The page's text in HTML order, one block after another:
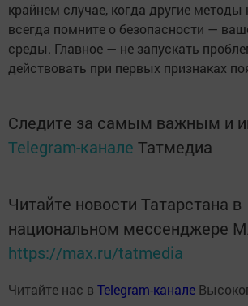
крайнем случае, когда другие
всегда помните о безопасности —
среды. Главное — не запускать
действовать при первых признаках
Следите за самым важным и
Telegram-канале Татмедиа
Читайте новости Татарстана в
национальном мессенджере
https://max.ru/tatmedia
Читайте нас в Telegram-канале